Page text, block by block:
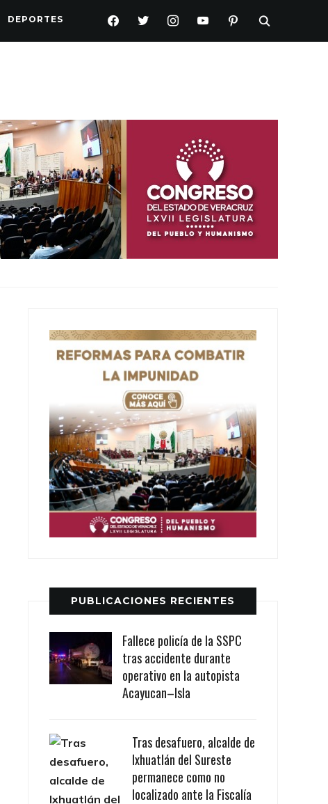
DEPORTES FACEBOOKTWITTERINSTAGRAMYOUTUBEPINTEREST
PUBLICACIONES RECIENTES
Fallece policía de la SSPC
tras accidente durante
operativo en la autopista
Acayucan–Isla
Tras desafuero, alcalde de
Ixhuatlán del Sureste
permanece como no
localizado ante la Fiscalía